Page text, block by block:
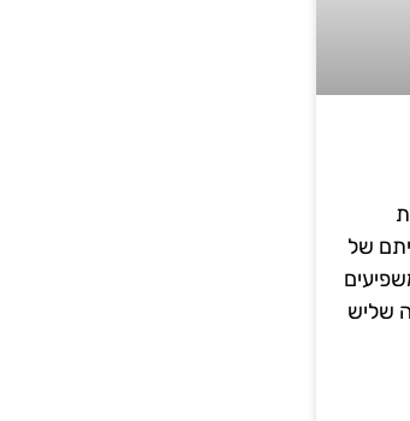
של
שליש